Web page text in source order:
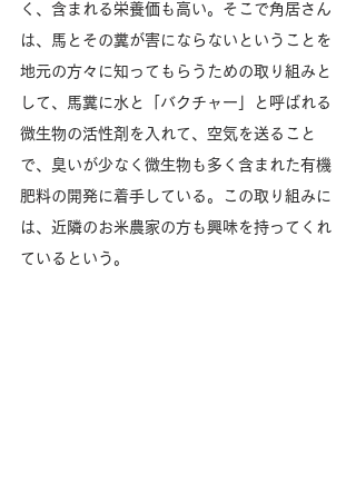
く、含まれる栄養価も高い。そこで角居さん
は、馬とその糞が害にならないということを
地元の方々に知ってもらうための取り組みと
して、馬糞に水と「バクチャー」と呼ばれる
微生物の活性剤を入れて、空気を送ること
で、臭いが少なく微生物も多く含まれた有機
肥料の開発に着手している。この取り組みに
は、近隣のお米農家の方も興味を持ってくれ
ているという。​